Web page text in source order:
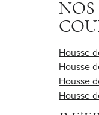
NOS
Housse
Housse
Housse
Housse